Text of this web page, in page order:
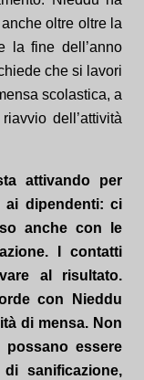
oltre oltre la
la fine dell’anno
che si lavori
scolastica, a
dell’attività
attivando per
ai dipendenti: ci
anche con le
I contatti
al risultato.
con Nieddu
di mensa. Non
essere
sanificazione,